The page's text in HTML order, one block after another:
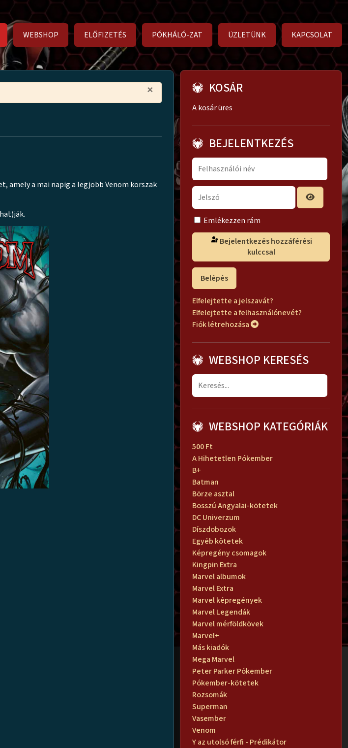
WEBSHOP ELŐFIZETÉS PÓKHÁLÓ-ZAT ÜZLETÜNK KAPCSOLAT
×
amely a mai napig a legjobb Venom korszak
KOSÁR
A kosár üres
BEJELENTKEZÉS
Emlékezzen rám
kulccsal
Belépés
Elfelejtette a jelszavát?
Elfelejtette a felhasználónevét?
Fiók létrehozása
WEBSHOP KERESÉS
WEBSHOP KATEGÓRIÁK
500 Ft
A Hihetetlen Pókember
B+
Batman
Börze asztal
Bosszú Angyalai-kötetek
DC Univerzum
Díszdobozok
Egyéb kötetek
Képregény csomagok
Kingpin Extra
Marvel albumok
Marvel Extra
Marvel képregények
Marvel Legendák
Marvel mérföldkövek
Marvel+
Más kiadók
Mega Marvel
Peter Parker Pókember
Pókember-kötetek
Rozsomák
Superman
Vasember
Venom
Y az utolsó férfi - Prédikátor